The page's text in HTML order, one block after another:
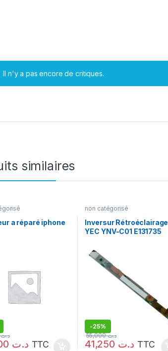
Il n'y a pas encore de critiques.
similaires
a réparé iphone
د.ت
د.ت
TTC
non catégorisé
Inversur Rétroéclairage
YEC YNV-C01 E131735
-25%
د.ت
د.ت55,000
TTC